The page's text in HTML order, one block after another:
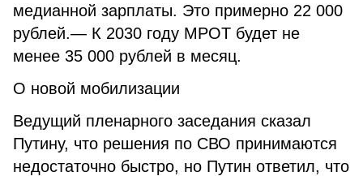
медианной зарплаты. Это примерно 22 000
рублей.— К 2030 году МРОТ будет не
менее 35 000 рублей в месяц.
О новой мобилизации
Ведущий пленарного заседания сказал
Путину, что решения по СВО принимаются
недостаточно быстро, но Путин ответил, что